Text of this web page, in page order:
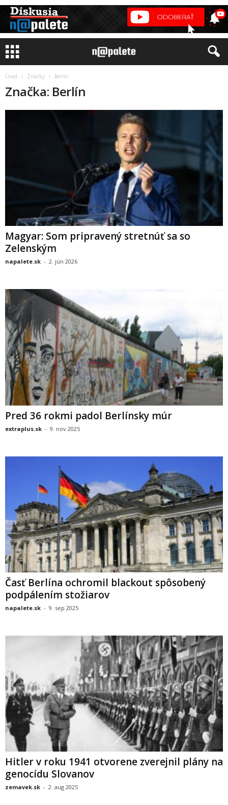
Úvod Značky Berlín
Značka: Berlín
Magyar: Som pripravený stretnúť sa so
Zelenským
napalete.sk - 2. jún 2026
Pred 36 rokmi padol Berlínsky múr
extraplus.sk - 9. nov 2025
Časť Berlína ochromil blackout spôsobený
podpálením stožiarov
napalete.sk - 9. sep 2025
Hitler v roku 1941 otvorene zverejnil plány na
genocídu Slovanov
zemavek.sk - 2. aug 2025